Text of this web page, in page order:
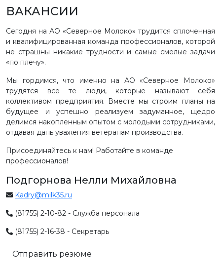
ВАКАНСИИ
Сегодня на АО «Северное Молоко» трудится сплоченная
и квалифицированная команда профессионалов, которой
не страшны никакие трудности и самые смелые задачи
«по плечу».
Мы гордимся, что именно на АО «Северное Молоко»
трудятся все те люди, которые называют себя
коллективом предприятия. Вместе мы строим планы на
будущее и успешно реализуем задуманное, щедро
делимся накопленным опытом с молодыми сотрудниками,
отдавая дань уважения ветеранам производства.
Присоединяйтесь к нам! Работайте в команде
профессионалов!
Подгорнова Нелли Михайловна
Kadry@milk35.ru
(81755) 2-10-82 - Служба персонала
(81755) 2-16-38 - Секретарь
Отправить резюме